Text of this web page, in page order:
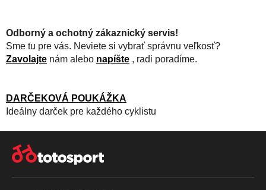
Odborný a ochotný zákaznický servis!
Sme tu pre vás. Neviete si vybrať správnu veľkosť?
Zavolajte nám alebo napíšte , radi poradíme.
DARČEKOVÁ POUKÁŽKA
Ideálny darček pre každého cyklistu